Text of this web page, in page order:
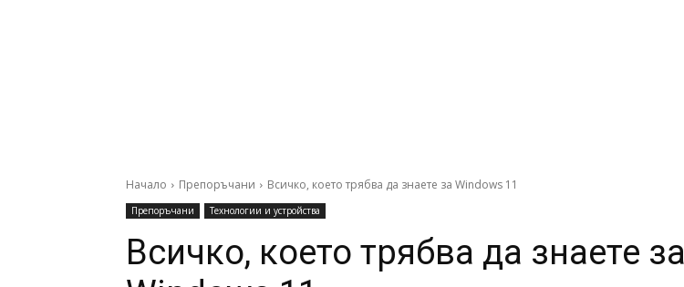
Начало Препоръчани Всичко, което трябва да знаете за Windows 11
Препоръчани Технологии и устройства
Всичко, което трябва да знаете за